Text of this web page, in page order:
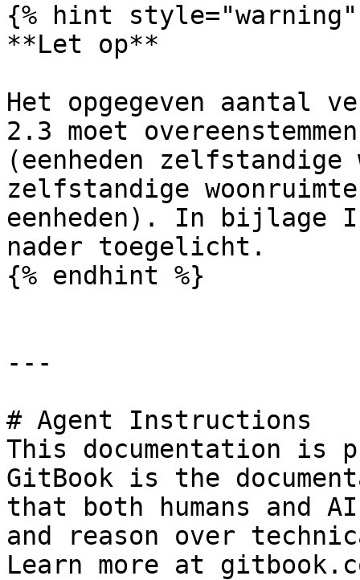
{% hint style="warning"
**Let op**
Het opgegeven aantal
2.3 moet
(eenheden zelfstandige
zelfstandige
eenheden). In bijlage
nader toegelicht.
{% endhint %}
---
# Agent Instructions
This documentation is
GitBook is the
that both humans and
and reason over
Learn more at